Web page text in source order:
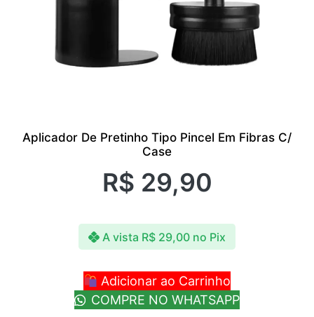
Aplicador De Pretinho Tipo Pincel Em Fibras C/
Case
R$ 29,90
A vista R$ 29,00 no Pix
Adicionar ao Carrinho
COMPRE NO WHATSAPP